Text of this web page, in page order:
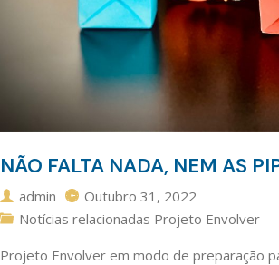
NÃO FALTA NADA, NEM AS
admin
Outubro 31, 2022
Notícias relacionadas Projeto Envolver
Projeto Envolver em modo de preparação